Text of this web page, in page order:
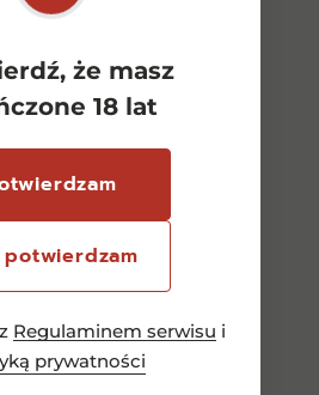
że masz
18 lat
Regulaminem serwisu i
prywatności
Pears 0,7l 38%
70,00 zł
się więcej